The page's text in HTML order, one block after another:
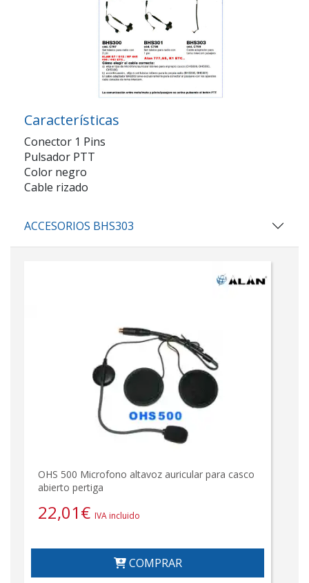
Características
Conector 1 Pins
Pulsador PTT
Color negro
Cable rizado
ACCESORIOS BHS303
OHS 500 Microfono altavoz auricular para casco
abierto pertiga
22,01€ IVA incluido
COMPRAR